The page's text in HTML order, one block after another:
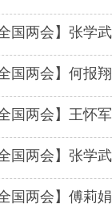
长效机制
全国两会】张学
全国两会】何报
全国两会】王怀
全国两会】张学
国两会】傅莉